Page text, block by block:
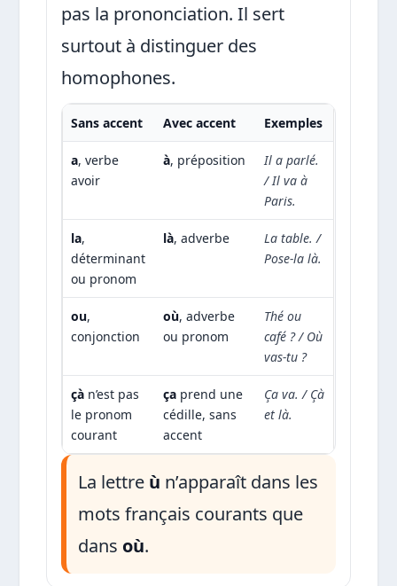
pas la prononciation. Il sert
surtout à distinguer des
homophones.
Sans accent Avec accent Exemples
a, verbe
avoir
à, préposition
Il a parlé.
/ Il va à
Paris.
la,
déterminant
ou pronom
là, adverbe
La table. /
Pose-la là.
ou,
conjonction
où, adverbe
ou pronom
Thé ou
café ? / Où
vas-tu ?
çà n’est pas
le pronom
courant
ça prend une
cédille, sans
accent
Ça va. / Çà
et là.
La lettre ù n’apparaît dans les
mots français courants que
dans où.